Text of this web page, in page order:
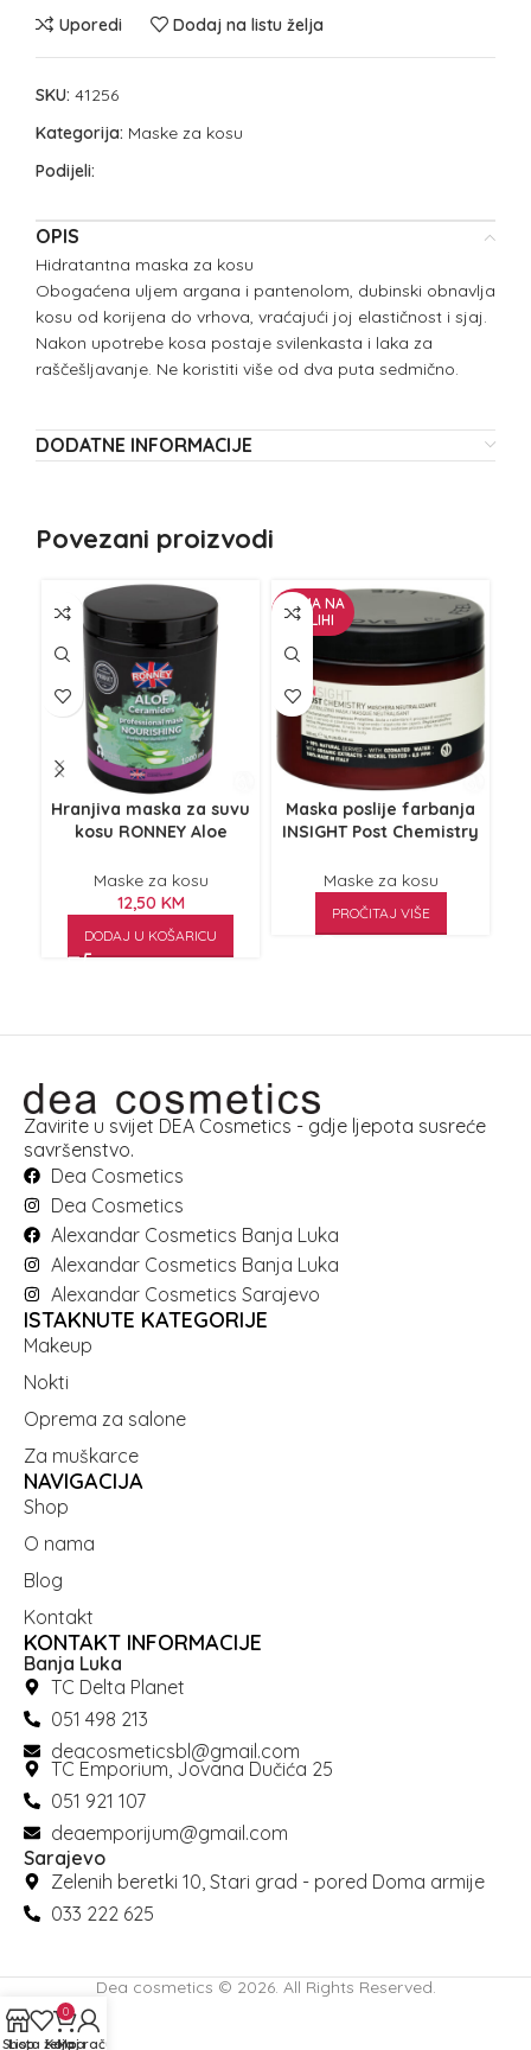
Uporedi Dodaj na listu želja
SKU: 41256
Kategorija: Maske za kosu
Podijeli:
OPIS
Hidratantna maska za kosu
Obogaćena uljem argana i pantenolom, dubinski obnavlja
kosu od korijena do vrhova, vraćajući joj elastičnost i sjaj.
Nakon upotrebe kosa postaje svilenkasta i laka za
raščešljavanje. Ne koristiti više od dva puta sedmično.
DODATNE INFORMACIJE
Povezani proizvodi
Hranjiva maska za suvu
kosu RONNEY Aloe
Maske za kosu
12,50 KM
DODAJ U KOŠARICU
NEMA NA
ZALIHI
Maska poslije farbanja
INSIGHT Post Chemistry
Maske za kosu
PROČITAJ VIŠE
Zavirite u svijet DEA Cosmetics - gdje ljepota susreće
savršenstvo.
Dea Cosmetics
Dea Cosmetics
Alexandar Cosmetics Banja Luka
Alexandar Cosmetics Banja Luka
Alexandar Cosmetics Sarajevo
ISTAKNUTE KATEGORIJE
Makeup
Nokti
Oprema za salone
Za muškarce
NAVIGACIJA
Shop
O nama
Blog
Kontakt
KONTAKT INFORMACIJE
Banja Luka
TC Delta Planet
051 498 213
deacosmeticsbl@gmail.com
TC Emporium, Jovana Dučića 25
051 921 107
deaemporijum@gmail.com
Sarajevo
Zelenih beretki 10, Stari grad - pored Doma armije
033 222 625
Dea cosmetics © 2026. All Rights Reserved.
Shop
Lista želja
0
Korpa
Moj račun